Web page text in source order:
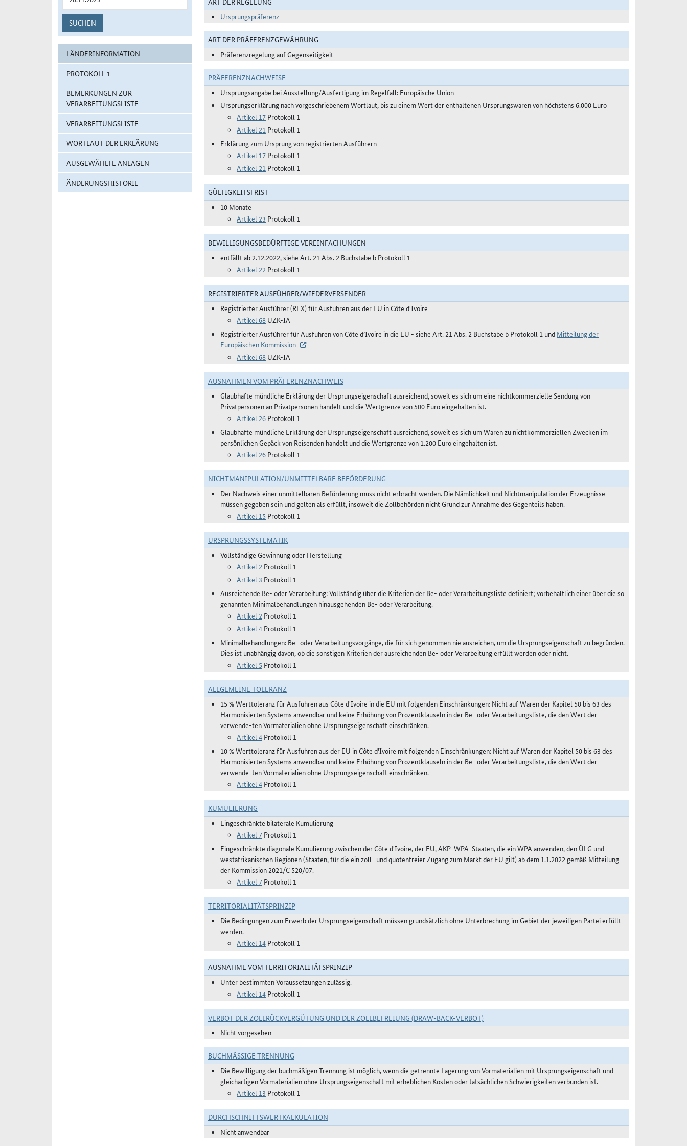
SUCHEN
LÄNDERINFORMATION
PROTOKOLL 1
BEMERKUNGEN ZUR
VERARBEITUNGSLISTE
VERARBEITUNGSLISTE
WORTLAUT DER ERKLÄRUNG
AUSGEWÄHLTE ANLAGEN
ÄNDERUNGSHISTORIE
Ursprungspräferenz
ART DER PRÄFERENZGEWÄHRUNG
Präferenzregelung auf Gegenseitigkeit
PRÄFERENZNACHWEISE
Ursprungsangabe bei Ausstellung/Ausfertigung im Regelfall: Europäische Union
Ursprungserklärung nach vorgeschriebenem Wortlaut, bis zu einem Wert der enthaltenen Ursprungswaren von höchstens 6.000 Euro
Artikel 17 Protokoll 1
Artikel 21 Protokoll 1
Erklärung zum Ursprung von registrierten Ausführern
Artikel 17 Protokoll 1
Artikel 21 Protokoll 1
GÜLTIGKEITSFRIST
10 Monate
Artikel 23 Protokoll 1
BEWILLIGUNGSBEDÜRFTIGE VEREINFACHUNGEN
entfällt ab 2.12.2022, siehe Art. 21 Abs. 2 Buchstabe b Protokoll 1
Artikel 22 Protokoll 1
REGISTRIERTER AUSFÜHRER/WIEDERVERSENDER
Registrierter Ausführer (REX) für Ausfuhren aus der EU in Côte d'Ivoire
Artikel 68 UZK-IA
Registrierter Ausführer für Ausfuhren von Côte d’Ivoire in die EU - siehe Art. 21 Abs. 2 Buchstabe b Protokoll 1 und Mitteilung der
Europäischen Kommission
Artikel 68 UZK-IA
AUSNAHMEN VOM PRÄFERENZNACHWEIS
Glaubhafte mündliche Erklärung der Ursprungseigenschaft ausreichend, soweit es sich um eine nichtkommerzielle Sendung von
Privatpersonen an Privatpersonen handelt und die Wertgrenze von 500 Euro eingehalten ist.
Artikel 26 Protokoll 1
Glaubhafte mündliche Erklärung der Ursprungseigenschaft ausreichend, soweit es sich um Waren zu nichtkommerziellen Zwecken im
persönlichen Gepäck von Reisenden handelt und die Wertgrenze von 1.200 Euro eingehalten ist.
Artikel 26 Protokoll 1
NICHTMANIPULATION/UNMITTELBARE BEFÖRDERUNG
Der Nachweis einer unmittelbaren Beförderung muss nicht erbracht werden. Die Nämlichkeit und Nichtmanipulation der Erzeugnisse
müssen gegeben sein und gelten als erfüllt, insoweit die Zollbehörden nicht Grund zur Annahme des Gegenteils haben.
Artikel 15 Protokoll 1
URSPRUNGSSYSTEMATIK
Vollständige Gewinnung oder Herstellung
Artikel 2 Protokoll 1
Artikel 3 Protokoll 1
Ausreichende Be- oder Verarbeitung: Vollständig über die Kriterien der Be- oder Verarbeitungsliste definiert; vorbehaltlich einer über die so
genannten Minimalbehandlungen hinausgehenden Be- oder Verarbeitung.
Artikel 2 Protokoll 1
Artikel 4 Protokoll 1
Minimalbehandlungen: Be- oder Verarbeitungsvorgänge, die für sich genommen nie ausreichen, um die Ursprungseigenschaft zu begründen.
Dies ist unabhängig davon, ob die sonstigen Kriterien der ausreichenden Be- oder Verarbeitung erfüllt werden oder nicht.
Artikel 5 Protokoll 1
ALLGEMEINE TOLERANZ
15 % Werttoleranz für Ausfuhren aus Côte d'Ivoire in die EU mit folgenden Einschränkungen: Nicht auf Waren der Kapitel 50 bis 63 des
Harmonisierten Systems anwendbar und keine Erhöhung von Prozentklauseln in der Be- oder Verarbeitungsliste, die den Wert der
verwende-ten Vormaterialien ohne Ursprungseigenschaft einschränken.
Artikel 4 Protokoll 1
10 % Werttoleranz für Ausfuhren aus der EU in Côte d'Ivoire mit folgenden Einschränkungen: Nicht auf Waren der Kapitel 50 bis 63 des
Harmonisierten Systems anwendbar und keine Erhöhung von Prozentklauseln in der Be- oder Verarbeitungsliste, die den Wert der
verwende-ten Vormaterialien ohne Ursprungseigenschaft einschränken.
Artikel 4 Protokoll 1
KUMULIERUNG
Eingeschränkte bilaterale Kumulierung
Artikel 7 Protokoll 1
Eingeschränkte diagonale Kumulierung zwischen der Côte d'Ivoire, der EU, AKP-WPA-Staaten, die ein WPA anwenden, den ÜLG und
westafrikanischen Regionen (Staaten, für die ein zoll- und quotenfreier Zugang zum Markt der EU gilt) ab dem 1.1.2022 gemäß Mitteilung
der Kommission 2021/C 520/07.
Artikel 7 Protokoll 1
TERRITORIALITÄTSPRINZIP
Die Bedingungen zum Erwerb der Ursprungseigenschaft müssen grundsätzlich ohne Unterbrechung im Gebiet der jeweiligen Partei erfüllt
werden.
Artikel 14 Protokoll 1
AUSNAHME VOM TERRITORIALITÄTSPRINZIP
Unter bestimmten Voraussetzungen zulässig.
Artikel 14 Protokoll 1
VERBOT DER ZOLLRÜCKVERGÜTUNG UND DER ZOLLBEFREIUNG (DRAW-BACK-VERBOT)
Nicht vorgesehen
BUCHMÄSSIGE TRENNUNG
Die Bewilligung der buchmäßigen Trennung ist möglich, wenn die getrennte Lagerung von Vormaterialien mit Ursprungseigenschaft und
gleichartigen Vormaterialien ohne Ursprungseigenschaft mit erheblichen Kosten oder tatsächlichen Schwierigkeiten verbunden ist.
Artikel 13 Protokoll 1
DURCHSCHNITTSWERTKALKULATION
Nicht anwendbar